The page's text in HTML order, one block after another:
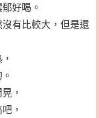
好喝。
有比較大，但是還
，
，